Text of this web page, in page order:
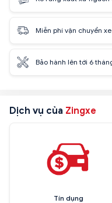
Miễn phí vận chuyển
Bảo hành lên tới 6
Dịch vụ của Zingxe
Tín dụng